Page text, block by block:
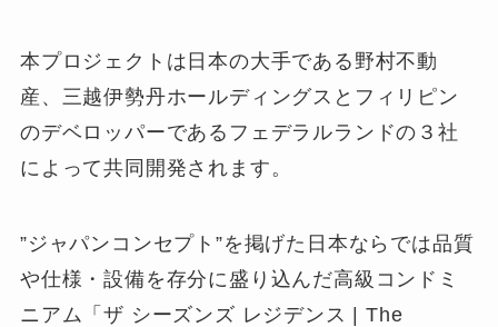
本プロジェクトは日本の大手である野村不動
産、三越伊勢丹ホールディングスとフィリピン
のデベロッパーであるフェデラルランドの３社
によって共同開発されます。
”ジャパンコンセプト”を掲げた日本ならでは品質
や仕様・設備を存分に盛り込んだ高級コンドミ
ニアム「ザ シーズンズ レジデンス | The